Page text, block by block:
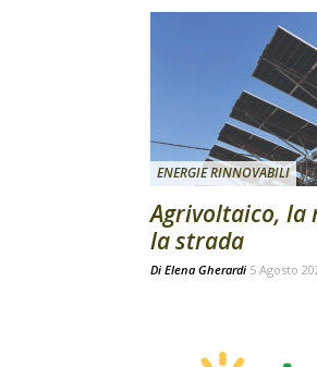
ENERGIE RINNOVABILI
Agrivoltaico, la
la strada
Di Elena Gherardi 5 Agosto